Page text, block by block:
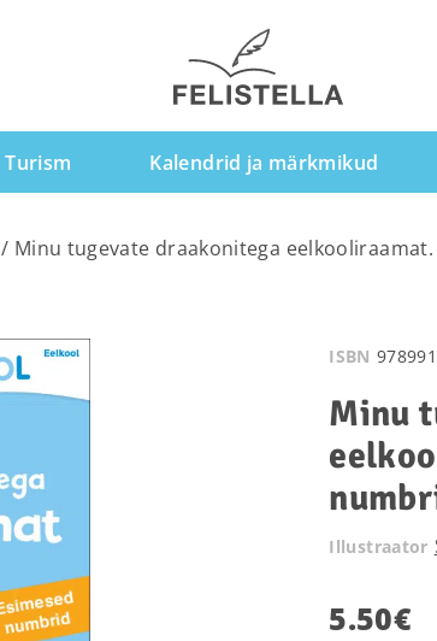
Turism Kalendrid ja märkmikud
/ Minu tugevate draakonitega
ISBN
Minu
Illustraator
5.50€